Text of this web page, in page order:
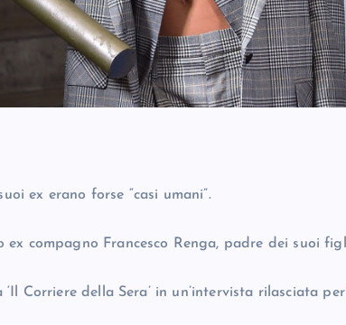
ex erano forse “casi umani”.
ex compagno Francesco Renga, padre dei suoi
Corriere della Sera’ in un’intervista rilasciata